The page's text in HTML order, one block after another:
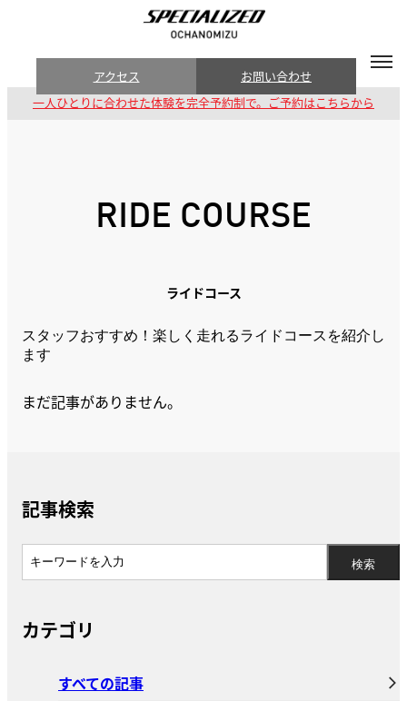
アクセス お問い合わせ
一人ひとりに合わせた体験を完全予約制で。ご予約はこちらから
RIDE COURSE
ライドコース
スタッフおすすめ！楽しく走れるライドコースを紹介し
ます
まだ記事がありません。
記事検索
カテゴリ
すべての記事